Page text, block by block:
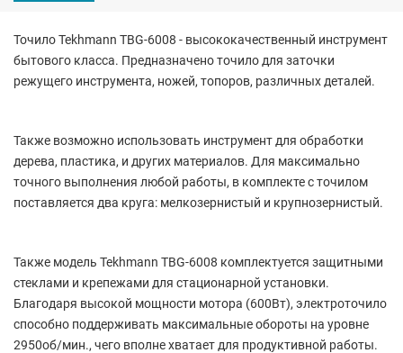
Точило Tekhmann TBG-6008 - высококачественный инструмент
бытового класса. Предназначено точило для заточки
режущего инструмента, ножей, топоров, различных деталей.
Также возможно использовать инструмент для обработки
дерева, пластика, и других материалов. Для максимально
точного выполнения любой работы, в комплекте с точилом
поставляется два круга: мелкозернистый и крупнозернистый.
Также модель Tekhmann TBG-6008 комплектуется защитными
стеклами и крепежами для стационарной установки.
Благодаря высокой мощности мотора (600Вт), электроточило
способно поддерживать максимальные обороты на уровне
2950об/мин., чего вполне хватает для продуктивной работы.